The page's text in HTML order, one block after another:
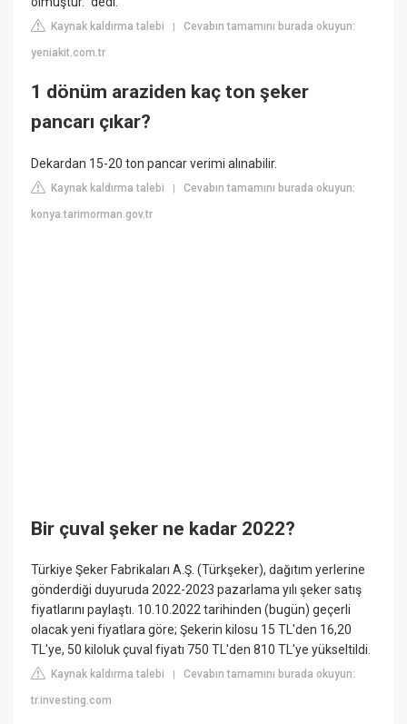
Kaynak kaldırma talebi |Cevabın tamamını burada okuyun:
yeniakit.com.tr
1 dönüm araziden kaç ton şeker
pancarı çıkar?
Dekardan 15-20 ton pancar verimi alınabilir.
Kaynak kaldırma talebi |Cevabın tamamını burada okuyun:
konya.tarimorman.gov.tr
Bir çuval şeker ne kadar 2022?
Türkiye Şeker Fabrikaları A.Ş. (Türkşeker), dağıtım yerlerine
gönderdiği duyuruda 2022-2023 pazarlama yılı şeker satış
fiyatlarını paylaştı. 10.10.2022 tarihinden (bugün) geçerli
olacak yeni fiyatlara göre; Şekerin kilosu 15 TL'den 16,20
TL'ye, 50 kiloluk çuval fiyatı 750 TL'den 810 TL'ye yükseltildi.
Kaynak kaldırma talebi |Cevabın tamamını burada okuyun:
tr.investing.com